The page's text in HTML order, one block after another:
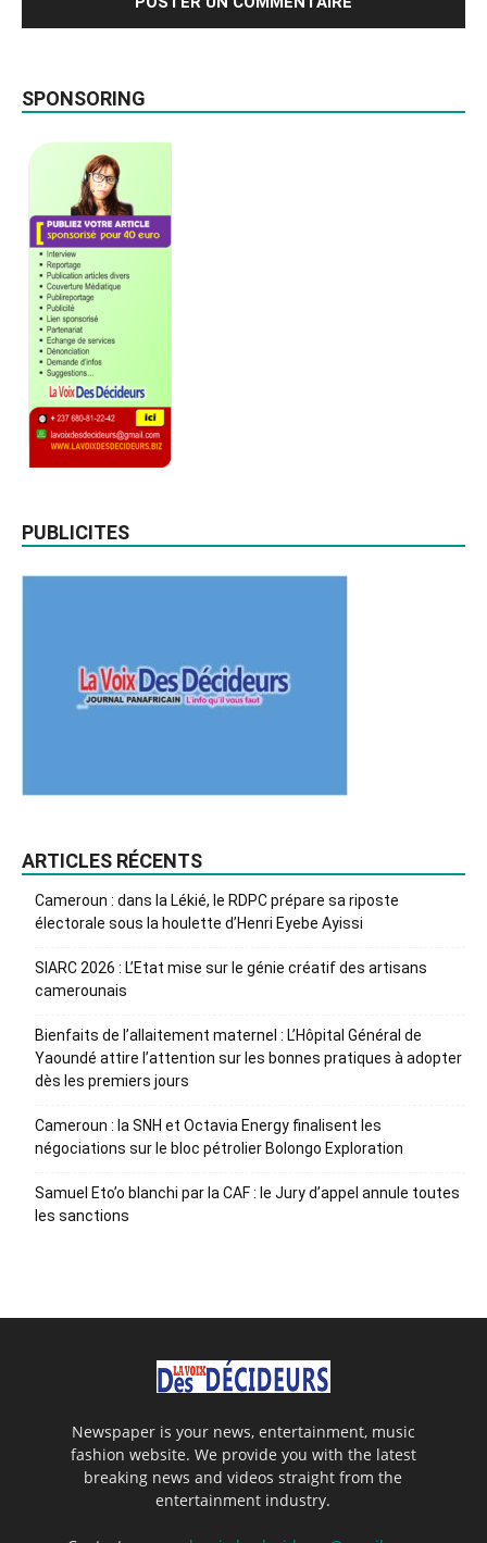
SPONSORING
PUBLICITES
ARTICLES RÉCENTS
Cameroun : dans la Lékié, le RDPC prépare sa riposte
électorale sous la houlette d’Henri Eyebe Ayissi
SIARC 2026 : L’Etat mise sur le génie créatif des artisans
camerounais
Bienfaits de l’allaitement maternel : L’Hôpital Général de
Yaoundé attire l’attention sur les bonnes pratiques à adopter
dès les premiers jours
Cameroun : la SNH et Octavia Energy finalisent les
négociations sur le bloc pétrolier Bolongo Exploration
Samuel Eto’o blanchi par la CAF : le Jury d’appel annule toutes
les sanctions
Newspaper is your news, entertainment, music
fashion website. We provide you with the latest
breaking news and videos straight from the
entertainment industry.